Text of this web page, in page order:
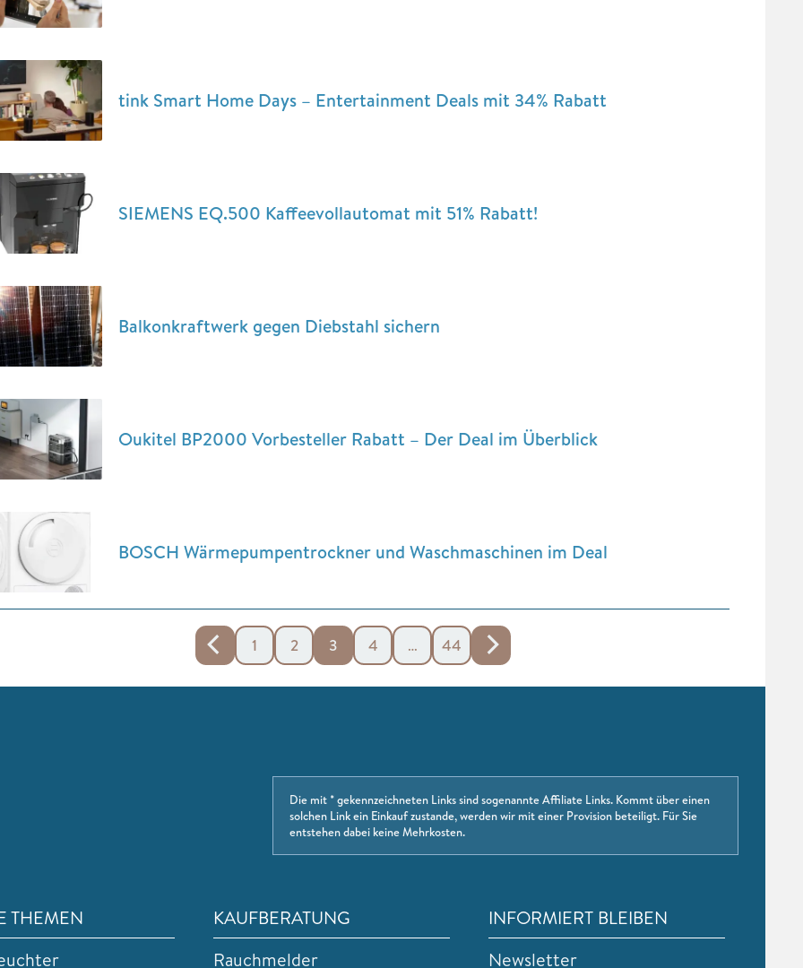
tink Smart Home Days – Entertainment Deals mit 34% Rabatt
SIEMENS EQ.500 Kaffeevollautomat mit 51% Rabatt!
Balkonkraftwerk gegen Diebstahl sichern
Oukitel BP2000 Vorbesteller Rabatt – Der Deal im Überblick
BOSCH Wärmepumpentrockner und Waschmaschinen im Deal
1 2 3 4 … 44
Die mit * gekennzeichneten Links sind sogenannte Affiliate Links. Kommt über einen
solchen Link ein Einkauf zustande, werden wir mit einer Provision beteiligt. Für Sie
entstehen dabei keine Mehrkosten.
THEMEN
KAUFBERATUNG
Rauchmelder
INFORMIERT BLEIBEN
Newsletter